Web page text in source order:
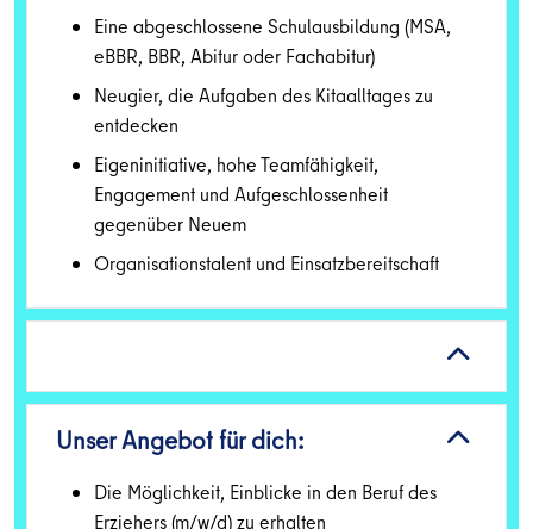
Eine abgeschlossene Schulausbildung (MSA,
eBBR, BBR, Abitur oder Fachabitur)
Neugier, die Aufgaben des Kitaalltages zu
entdecken
Eigeninitiative, hohe Teamfähigkeit,
Engagement und Aufgeschlossenheit
gegenüber Neuem
Organisationstalent und Einsatzbereitschaft
Unser Angebot für dich:
Die Möglichkeit, Einblicke in den Beruf des
Erziehers (m/w/d) zu erhalten